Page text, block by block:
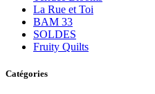
La Rue et Toi
BAM 33
SOLDES
Fruity Quilts
Catégories